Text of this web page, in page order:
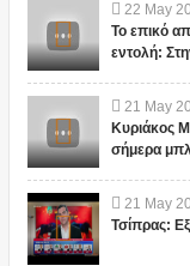
22 May
Το επικό
εντολή:
21 May
Κυριάκος
σήμερα
21 May
Τσίπρας: